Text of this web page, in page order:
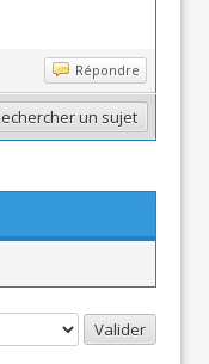
Répondre